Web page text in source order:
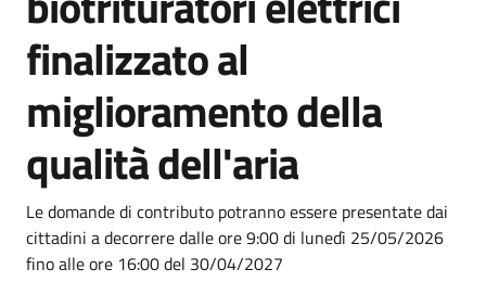
finalizzato al
miglioramento della
qualità dell'aria
Dettagli
Descrizione breve
Le domande di contributo potranno essere presentate dai
cittadini a decorrere dalle ore 9:00 di lunedì 25/05/2026
fino alle ore 16:00 del 30/04/2027